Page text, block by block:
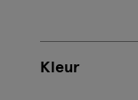
Kleur